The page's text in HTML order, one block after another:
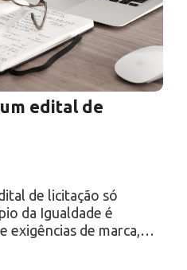
edital de
de licitação só
da Igualdade é
exigências de marca,…